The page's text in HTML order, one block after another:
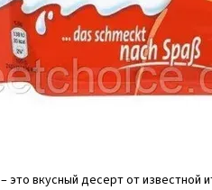
– это вкусный десерт от известной